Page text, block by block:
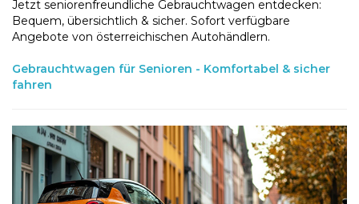
Jetzt seniorenfreundliche Gebrauchtwagen entdecken:
Bequem, übersichtlich & sicher. Sofort verfügbare
Angebote von österreichischen Autohändlern.
Gebrauchtwagen für Senioren - Komfortabel & sicher
fahren